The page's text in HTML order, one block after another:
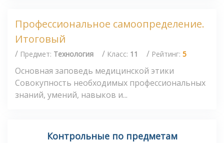
Профессиональное самоопределение.
Итоговый
/ Предмет: Технология / Класс: 11 / Рейтинг: 5
Основная заповедь медицинской этики
Совокупность необходимых профессиональных
знаний, умений, навыков и...
Контрольные по предметам